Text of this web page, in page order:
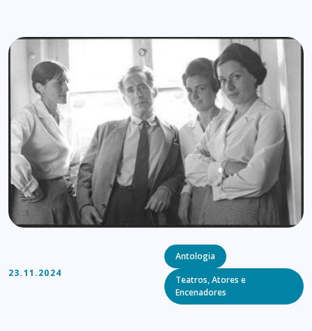
23.11.2024
Categories
Antologia
Teatros, Atores e
Encenadores